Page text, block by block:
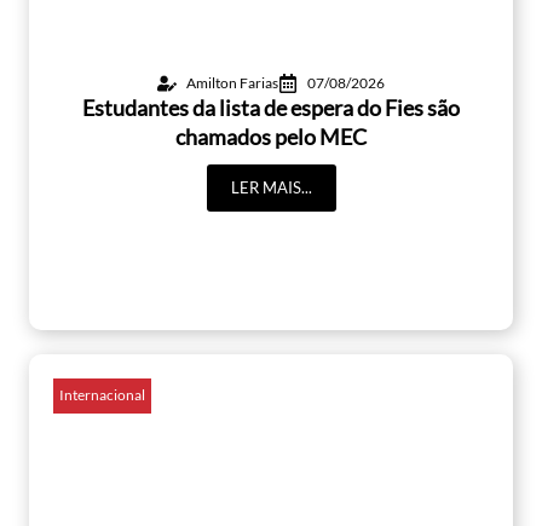
Amilton Farias 07/08/2026
Estudantes da lista de espera do Fies são
chamados pelo MEC
LER MAIS...
Internacional